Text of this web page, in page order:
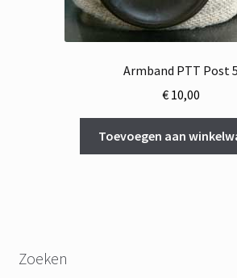
Armband PTT Post 5
€10,00
Toevoegen aan
Zoeken